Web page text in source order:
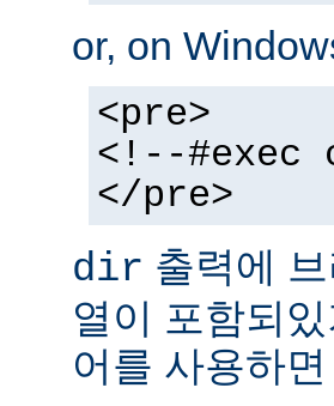
or, on
<pre>
<!--#exec
</pre>
dir 출력에
열이 포함되
어를 사용하